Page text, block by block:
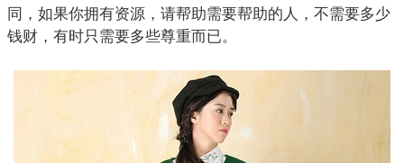
同，如果你拥有资源，请帮助需要帮助的人，不需要多少
钱财，有时只需要多些尊重而已。